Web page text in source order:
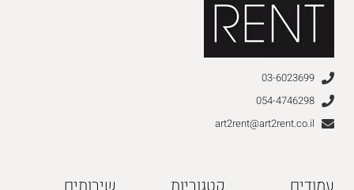
03-6023699
054-4746298
art2rent@art2rent.co.il